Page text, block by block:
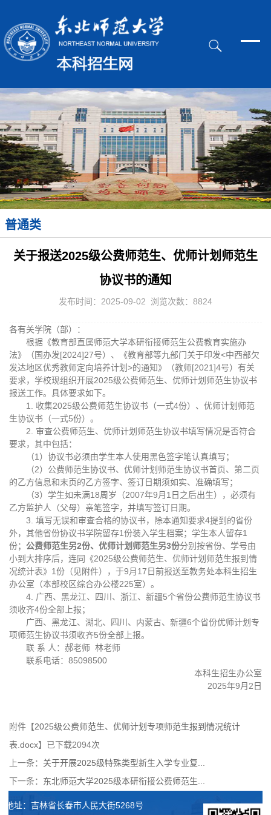
普通类
关于报送2025级公费师范生、优师计划师范生
协议书的通知
发布时间：2025-09-02 浏览次数： 8824
各有关学院（部）：
根据《教育部直属师范大学本研衔接师范生公费教育实施办
法》（国办发[2024]27号）、《教育部等九部门关于印发<中西部欠
发达地区优秀教师定向培养计划>的通知》（教师[2021]4号）有关
要求，学校现组织开展2025级公费师范生、优师计划师范生协议书
报送工作。具体要求如下。
1. 收集2025级公费师范生协议书（一式4份）、优师计划师范
生协议书（一式5份）。
2. 审查公费师范生、优师计划师范生协议书填写情况是否符合
要求，其中包括：
（1）协议书必须由学生本人使用黑色签字笔认真填写；
（2）公费师范生协议书、优师计划师范生协议书首页、第二页
的乙方信息和末页的乙方签字、签订日期须如实、准确填写；
（3）学生如未满18周岁（2007年9月1日之后出生），必须有
乙方监护人（父母）亲笔签字，并填写签订日期。
3. 填写无误和审查合格的协议书，除本通知要求4提到的省份
外，其他省份协议书学院留存1份装入学生档案；学生本人留存1
份； 公费师范生另2份、优师计划师范生另3份分别按省份、学号由
小到大排序后，连同《2025级公费师范生、优师计划师范生报到情
况统计表》1份（见附件），于9月17日前报送至教务处本科生招生
办公室（本部校区综合办公楼225室）。
4. 广西、黑龙江、四川、浙江、新疆5个省份公费师范生协议书
须收齐4份全部上报；
广西、黑龙江、湖北、四川、内蒙古、新疆6个省份优师计划专
项师范生协议书须收齐5份全部上报。
联 系 人：郝老师 林老师
联系电话：85098500
本科生招生办公室
2025年9月2日
附件【2025级公费师范生、优师计划专项师范生报到情况统计
表.docx】已下载2094次
上一条： 关于开展2025级特殊类型新生入学专业复...
下一条： 东北师范大学2025级本研衔接公费师范生...
地址：吉林省长春市人民大街5268号